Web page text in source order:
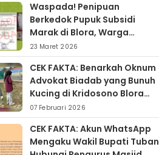
Waspada! Penipuan
Berkedok Pupuk Subsidi
Marak di Blora, Warga
Diminta Hati-hati
23 Maret 2026
CEK FAKTA: Benarkah Oknum
Advokat Biadab yang Bunuh
Kucing di Kridosono Blora
Sudah Resmi Jadi
Tersangka?
07 Februari 2026
CEK FAKTA: Akun WhatsApp
Mengaku Wakil Bupati Tuban